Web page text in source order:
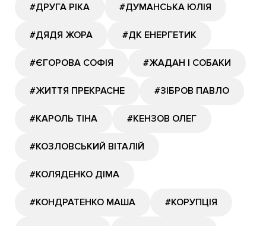
#ДРУГА РІКА #ДУМАНСЬКА ЮЛІЯ
#ДЯДЯ ЖОРА #ДК ЕНЕРГЕТИК
#ЄГОРОВА СОФІЯ #ЖАДАН І СОБАКИ
#ЖИТТЯ ПРЕКРАСНЕ #ЗІБРОВ ПАВЛО
#КАРОЛЬ ТІНА #КЕНЗОВ ОЛЕГ
#КОЗЛОВСЬКИЙ ВІТАЛІЙ
#КОЛЯДЕНКО ДІМА
#КОНДРАТЕНКО МАША #КОРУПЦІЯ